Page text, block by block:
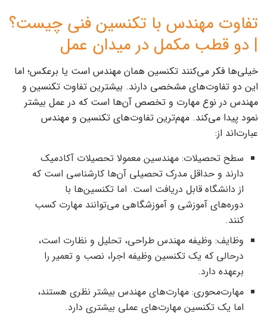
تفاوت مهندس با تکنسین فنی چیست؟
| دو قطب مکمل در میدان عمل
خیلی‌ها فکر می‌کنند تکنسین همان مهندس است یا برعکس؛ اما
این دو تفاوت‌های مشخصی دارند. بیشترین تفاوت تکنسین و
مهندس در نوع مهارت و تخصص آن‌ها است که در عمل بیشتر
نمود پیدا می‌کند. مهم‌ترین تفاوت‌های تکنسین و مهندس
عبارت‌اند از:
سطح تحصیلات: مهندسین معمولا تحصیلات آکادمیک
دارند و حداقل مدرک تحصیلی آن‌ها کارشناسی است که
از دانشگاه قابل دریافت است. اما تکنسین‌ها با
دوره‌های آموزشی و آموزشگاهی می‌توانند مهارت کسب
کنند.
وظایف: وظیفه مهندس طراحی، تحلیل و نظارت است،
درحالی که یک تکنسین وظیفه اجرا، نصب و تعمیر را
برعهده دارد.
مهارت‌محوری: مهارت‌های مهندس بیشتر نظری هستند،
اما یک تکنسین مهارت‌های عملی بیشتری دارد.